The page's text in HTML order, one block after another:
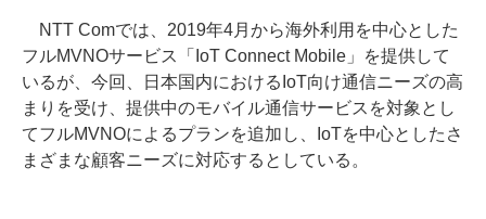
NTT Comでは、2019年4月から海外利用を中心とした
フルMVNOサービス「IoT Connect Mobile」を提供して
いるが、今回、日本国内におけるIoT向け通信ニーズの高
まりを受け、提供中のモバイル通信サービスを対象とし
てフルMVNOによるプランを追加し、IoTを中心としたさ
まざまな顧客ニーズに対応するとしている。